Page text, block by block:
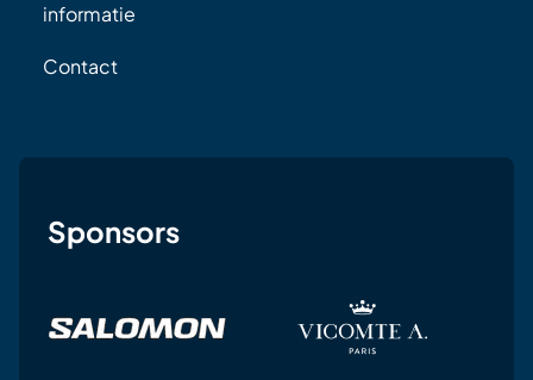
informatie
Contact
Sponsors